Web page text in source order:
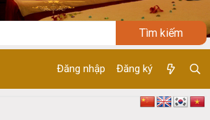
Đăng nhập Đăng ký